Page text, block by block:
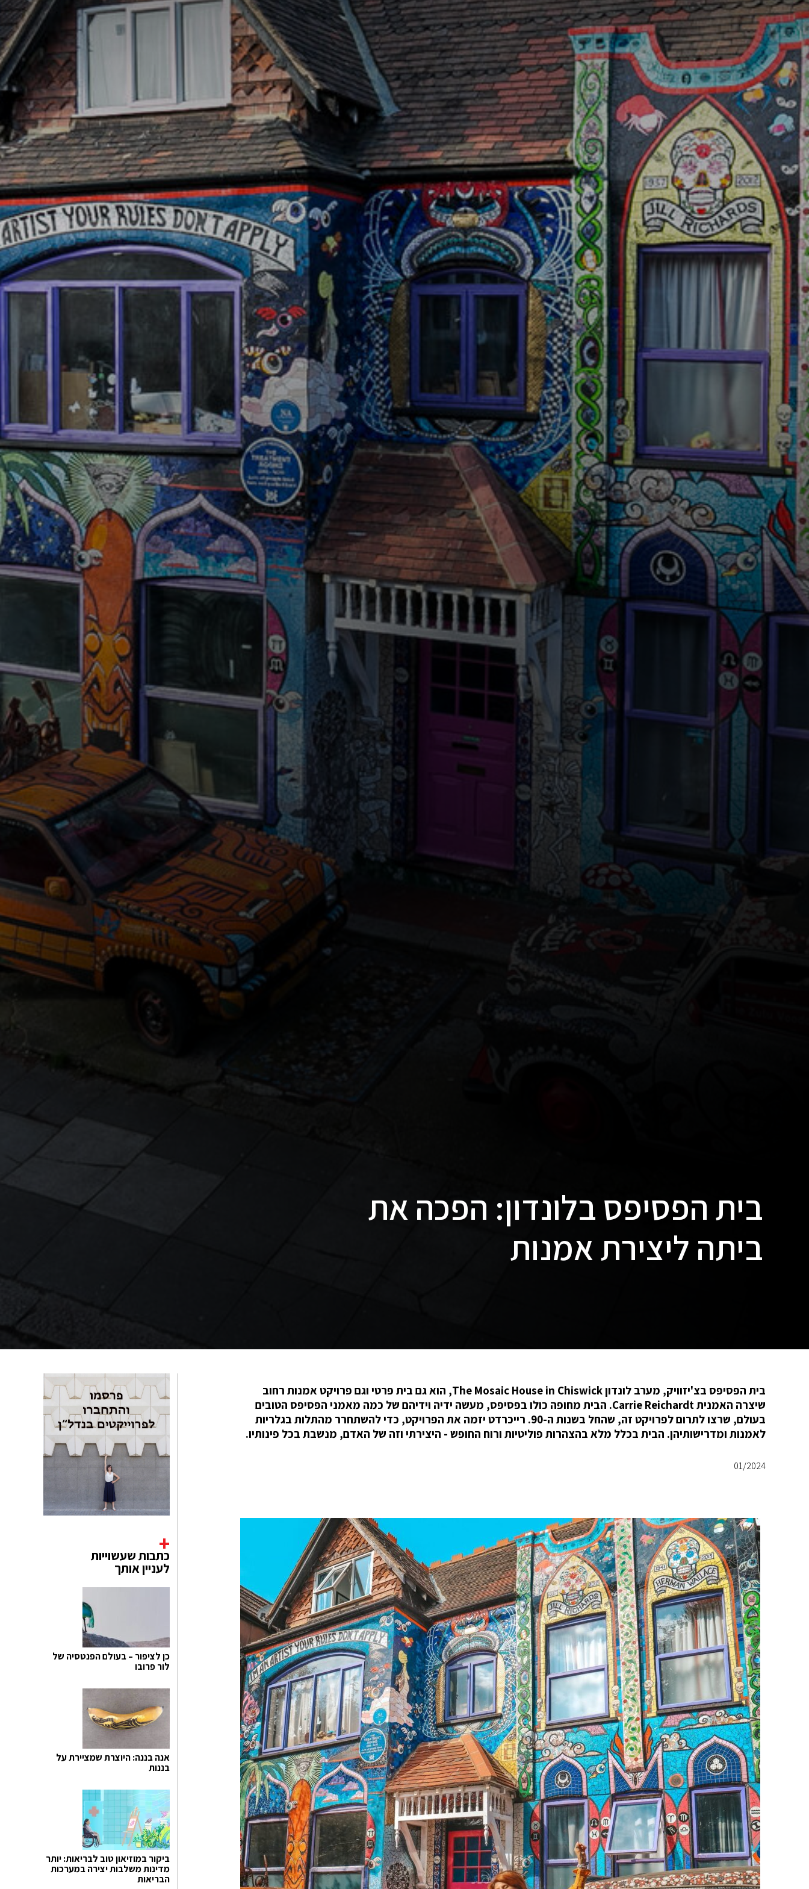
בית הפסיפס בלונדון: הפכה את
ביתה ליצירת אמנות
בית הפסיפס בצ'יזוויק, מערב לונדון The Mosaic House in Chiswick, הוא גם בית פרטי וגם פרויקט אמנות רחוב
שיצרה האמנית Carrie Reichardt. הבית מחופה כולו בפסיפס, מעשה ידיה וידיהם של כמה מאמני הפסיפס הטובים
בעולם, שרצו לתרום לפרויקט זה, שהחל בשנות ה-90. רייכרדט יזמה את הפרויקט, כדי להשתחרר מהתלות בגלריות
לאמנות ומדרישותיהן. הבית בכלל מלא בהצהרות פוליטיות ורוח החופש - היצירתי וזה של האדם, מנשבת בכל פינותיו.
01/2024
כתבות שעשוייות
לעניין אותך
כן לציפור – בעולם הפנטסיה של
לור פרובו
אנה בננה: היוצרת שמציירת על
בננות
ביקור במוזיאון טוב לבריאות: יותר
מדינות משלבות יצירה במערכות
הבריאות